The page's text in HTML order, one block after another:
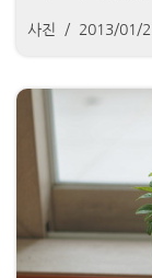
사진 2013/01/